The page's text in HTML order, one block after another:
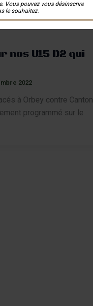
Vous pouvez vous désinscrire
le souhaitez.
nos U15 D2 qui
2022
à Orbey contre Canton
programmé sur le